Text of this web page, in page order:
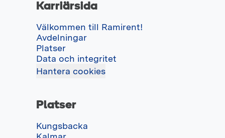
Karriärsida
Välkommen till Ramirent!
Avdelningar
Platser
Data och integritet
Hantera cookies
Platser
Kungsbacka